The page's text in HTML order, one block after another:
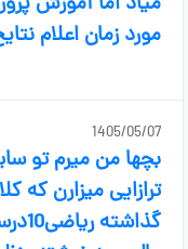
مورد زمان اعلام
1405/05/07
بچها من میرم تو
ترازایی میزارن که